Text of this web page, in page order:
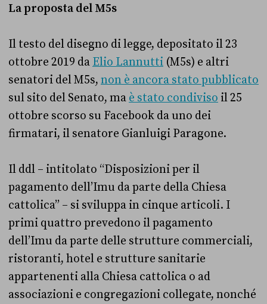
La proposta del M5s
Il testo del disegno di legge, depositato il 23
ottobre 2019 da Elio Lannutti (M5s) e altri
senatori del M5s, non è ancora stato pubblicato
sul sito del Senato, ma è stato condiviso il 25
ottobre scorso su Facebook da uno dei
firmatari, il senatore Gianluigi Paragone.
Il ddl – intitolato “Disposizioni per il
pagamento dell’Imu da parte della Chiesa
cattolica” – si sviluppa in cinque articoli. I
primi quattro prevedono il pagamento
dell’Imu da parte delle strutture commerciali,
ristoranti, hotel e strutture sanitarie
appartenenti alla Chiesa cattolica o ad
associazioni e congregazioni collegate, nonché